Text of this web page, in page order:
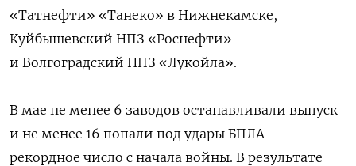
«Татнефти» «Танеко» в Нижнекамске,
Куйбышевский НПЗ «Роснефти»
и Волгоградский НПЗ «Лукойла».
В мае не менее 6 заводов останавливали выпуск
и не менее 16 попали под удары БПЛА —
рекордное число с начала войны. В результате